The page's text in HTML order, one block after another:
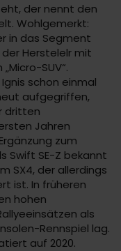
der nennt den
Wohlgemerkt:
in das Segment
Herstelelr mit
SUV“.
schon einmal
aufgegriffen,
dritten
Jahren
zum
Swift SE-Z bekannt
SX4, der allerdings
ist. In früheren
hohen
als
Rennspiel lag.
auf 2020.